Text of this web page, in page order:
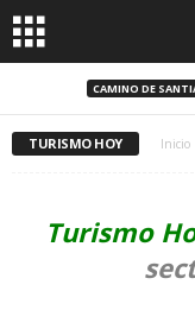
CAMINO DE
TURISMO HOY Inicio
Turismo